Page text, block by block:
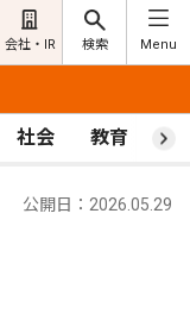
会社・IR 検索 Menu
社会 教育 ス
公開日：2026.05.29